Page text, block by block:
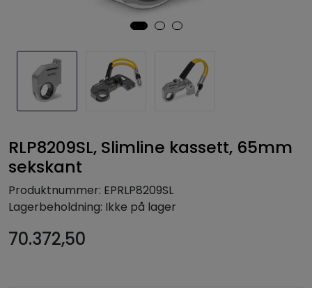
RLP8209SL, Slimline kassett, 65mm
sekskant
Produktnummer: EPRLP8209SL
Lagerbeholdning: Ikke på lager
70.372,50